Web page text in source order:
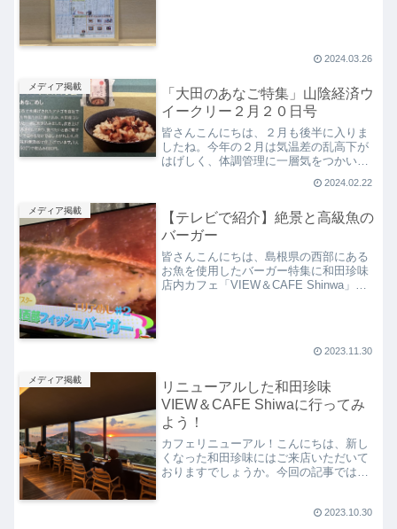
2024.03.26
メディア掲載
「大田のあなご特集」山陰経済ウ
イークリー２月２０日号
皆さんこんにちは、２月も後半に入りま
したね。今年の２月は気温差の乱高下が
はげしく、体調管理に一層気をつかいま
使っている方が多いのではないでしょう
のにぴったりな食材「あな...
2024.02.22
メディア掲載
【テレビで紹介】絶景と高級魚の
バーガー
皆さんこんにちは、島根県の西部にある
お魚を使用したバーガー特集に和田珍味
店内カフェ「VIEW＆CAFE Shinwa」が
2023.11.30
メディア掲載
リニューアルした和田珍味
VIEW＆CAFE Shiwaに行ってみ
よう！
カフェリニューアル！こんにちは、新し
くなった和田珍味にはご来店いただいて
おりますでしょうか。今回の記事では
歴史、リニューアル後の様子【2023年9月
2023.10.30